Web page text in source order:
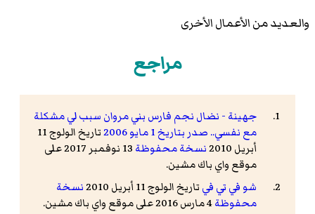
والعديد من الأعمال الأخرى
مراجع
جهينة - نضال نجم فارس بني مروان سبب لي مشكلة
مع نفسي.. صدر بتاريخ 1 مايو 2006
تاريخ الولوج 11
أبريل 2010
نسخة محفوظة
13 نوفمبر 2017 على
موقع واي باك مشين.
شو في تي في تاريخ الولوج 11 أبريل 2010
نسخة
محفوظة